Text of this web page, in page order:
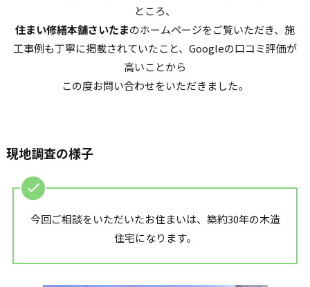
ところ、
住まい修繕本舗さいたまのホームページをご覧いただき、施
工事例も丁寧に掲載されていたこと、Googleの口コミ評価が
高いことから
この度お問い合わせをいただきました。
現地調査の様子
今回ご相談をいただいたお住まいは、築約30年の木造
住宅になります。